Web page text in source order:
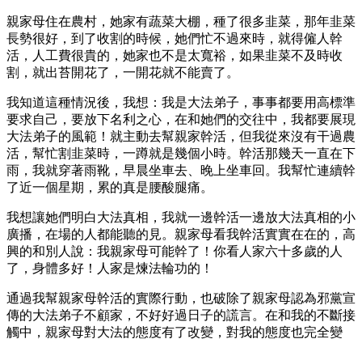
親家母住在農村，她家有蔬菜大棚，種了很多韭菜，那年韭菜
長勢很好，到了收割的時候，她們忙不過來時，就得僱人幹
活，人工費很貴的，她家也不是太寬裕，如果韭菜不及時收
割，就出苔開花了，一開花就不能賣了。
我知道這種情況後，我想：我是大法弟子，事事都要用高標準
要求自己，要放下名利之心，在和她們的交往中，我都要展現
大法弟子的風範！就主動去幫親家幹活，但我從來沒有干過農
活，幫忙割韭菜時，一蹲就是幾個小時。幹活那幾天一直在下
雨，我就穿著雨靴，早晨坐車去、晚上坐車回。我幫忙連續幹
了近一個星期，累的真是腰酸腿痛。
我想讓她們明白大法真相，我就一邊幹活一邊放大法真相的小
廣播，在場的人都能聽的見。親家母看我幹活實實在在的，高
興的和別人說：我親家母可能幹了！你看人家六十多歲的人
了，身體多好！人家是煉法輪功的！
通過我幫親家母幹活的實際行動，也破除了親家母認為邪黨宣
傳的大法弟子不顧家，不好好過日子的謊言。在和我的不斷接
觸中，親家母對大法的態度有了改變，對我的態度也完全變